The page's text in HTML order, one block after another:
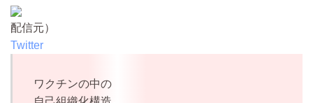
配信元）
Twitter
ワクチンの中の